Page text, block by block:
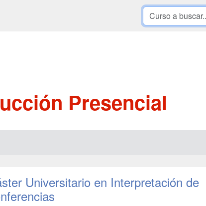
Presencial
Universitario en Interpretación de